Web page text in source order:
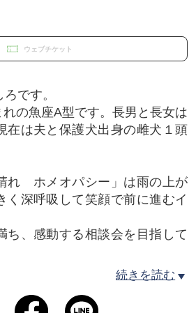
ウェブチケット
です。
の魚座A型です。長男と長女は
在は夫と保護犬出身の雌犬１頭
れ ホメオパシー」は雨の上が
く深呼吸して笑顔で前に進むイ
ち、感動する相談会を目指して
に晴れ晴れとした自分を体験し
続きを読む